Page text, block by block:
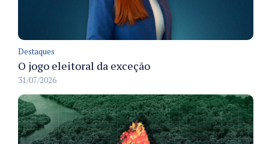
Destaques
O jogo eleitoral da exceção
31/07/2026